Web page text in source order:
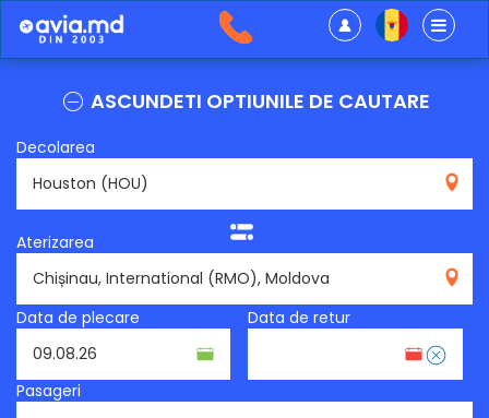
ASCUNDETI OPTIUNILE DE CAUTARE
Decolarea
Aterizarea
Data de plecare
Data de retur
Pasageri